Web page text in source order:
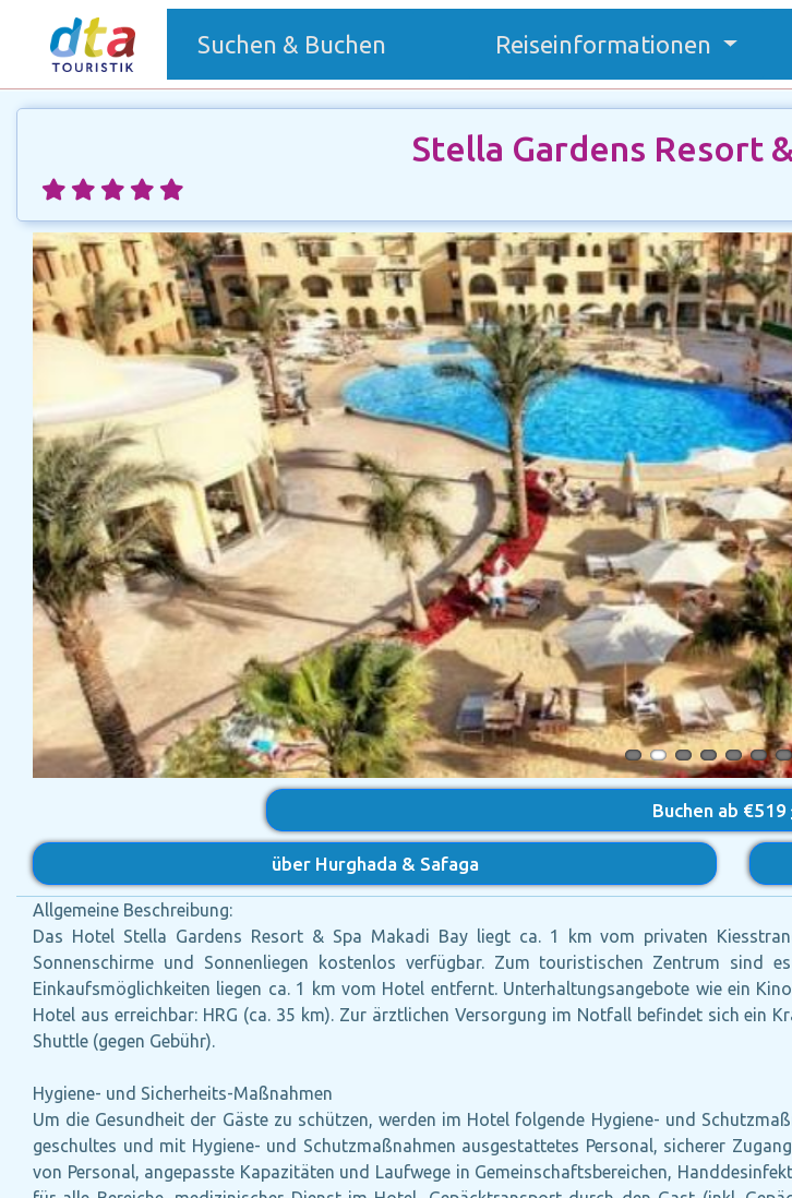
Suchen & Buchen Reiseinformationen
Stella Gardens Resort
Buchen ab €519
über Hurghada & Safaga
Allgemeine Beschreibung:
Das Hotel Stella Gardens Resort & Spa Makadi Bay liegt ca. 1 km vom privaten
Sonnenschirme und Sonnenliegen kostenlos verfügbar. Zum touristischen Zentrum
Einkaufsmöglichkeiten liegen ca. 1 km vom Hotel entfernt. Unterhaltungsangebote wie ein
Hotel aus erreichbar: HRG (ca. 35 km). Zur ärztlichen Versorgung im Notfall befindet sich ein
Shuttle (gegen Gebühr).
Hygiene- und Sicherheits-Maßnahmen
Um die Gesundheit der Gäste zu schützen, werden im Hotel folgende Hygiene- und
geschultes und mit Hygiene- und Schutzmaßnahmen ausgestattetes Personal, sicherer
von Personal, angepasste Kapazitäten und Laufwege in Gemeinschaftsbereichen,